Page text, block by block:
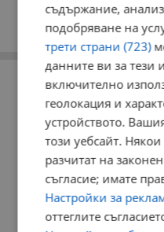
съдържание,
подобряване на
трети страни (723)
данните ви за тези
включително
геолокация и
устройството.
този уебсайт.
разчитат на
съгласие; имате
Настройки за
оттеглите